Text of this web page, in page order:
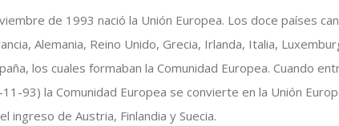
de 1993 nació la Unión Europea. Los doce países
Alemania, Reino Unido, Grecia, Irlanda, Italia,
los cuales formaban la Comunidad Europea. Cuando
93) la Comunidad Europea se convierte en la Unión
ingreso de Austria, Finlandia y Suecia.